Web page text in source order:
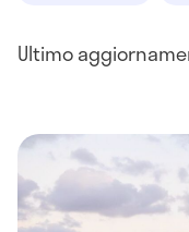
Ultimo